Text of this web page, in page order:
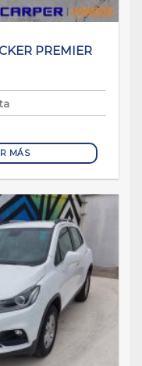
PREMIER
MÁS